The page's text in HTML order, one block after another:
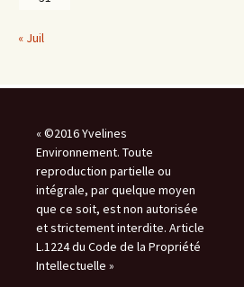
« Juil
« ©2016 Yvelines
Environnement. Toute
reproduction partielle ou
intégrale, par quelque moyen
que ce soit, est non autorisée
et strictement interdite. Article
L.1224 du Code de la Propriété
Intellectuelle »